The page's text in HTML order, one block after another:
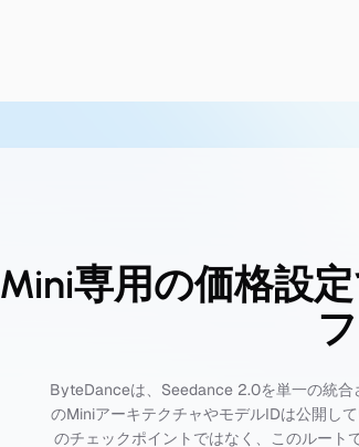
Mini専用の価格設
ByteDanceは、Seedance 2.0を単一の統合
のMiniアーキテクチャやモデルIDは公開し
のチェックポイントではなく、このルート